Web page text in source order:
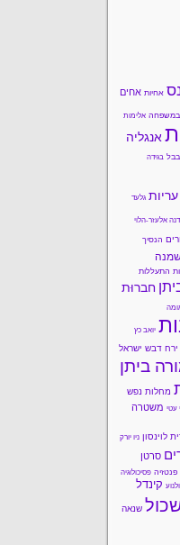
אחיות אחים
במשפחה אלימות
אנגליה
בבל בגידה
עריות גלעד
דנה אלעזר-הלוי
הנסיך
התעללות
חברוּת
יואב כץ
ירח דבש ישראל
ביתן
מחלות נפש
עטי משטרה
לוינסון ניו יורק
סרטן
פנטזיה פסיכולוגיה
קינדל
שנאה